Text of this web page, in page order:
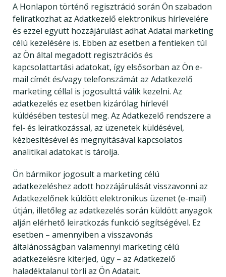
A Honlapon történő regisztráció során Ön szabadon
feliratkozhat az Adatkezelő elektronikus hírlevelére
és ezzel együtt hozzájárulást adhat Adatai marketing
célú kezelésére is. Ebben az esetben a fentieken túl
az Ön által megadott regisztrációs és
kapcsolattartási adatokat, így elsősorban az Ön e-
mail címét és/vagy telefonszámát az Adatkezelő
marketing céllal is jogosulttá válik kezelni. Az
adatkezelés ez esetben kizárólag hírlevél
küldésében testesül meg. Az Adatkezelő rendszere a
fel- és leiratkozással, az üzenetek küldésével,
kézbesítésével és megnyitásával kapcsolatos
analitikai adatokat is tárolja.
Ön bármikor jogosult a marketing célú
adatkezeléshez adott hozzájárulását visszavonni az
Adatkezelőnek küldött elektronikus üzenet (e-mail)
útján, illetőleg az adatkezelés során küldött anyagok
alján elérhető leiratkozás funkció segítségével. Ez
esetben – amennyiben a visszavonás
általánosságban valamennyi marketing célú
adatkezelésre kiterjed, úgy – az Adatkezelő
haladéktalanul törli az Ön Adatait.